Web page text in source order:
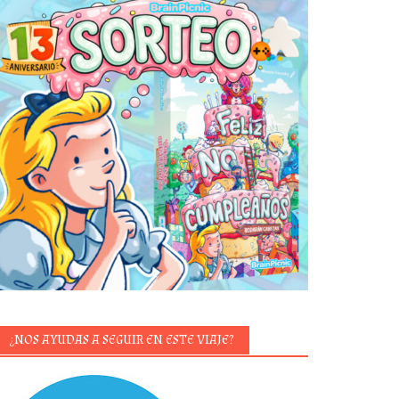
¿NOS AYUDAS A SEGUIR EN ESTE VIAJE?